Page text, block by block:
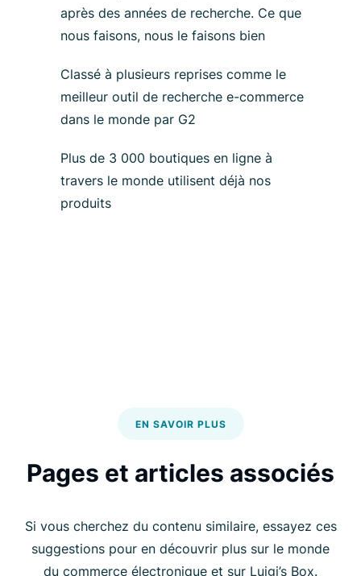
après des années de recherche. Ce que
nous faisons, nous le faisons bien
Classé à plusieurs reprises comme le
meilleur outil de recherche e-commerce
dans le monde par G2
Plus de 3 000 boutiques en ligne à
travers le monde utilisent déjà nos
produits
EN SAVOIR PLUS
Pages et articles associés
Si vous cherchez du contenu similaire, essayez ces
suggestions pour en découvrir plus sur le monde
du commerce électronique et sur Luigi’s Box.